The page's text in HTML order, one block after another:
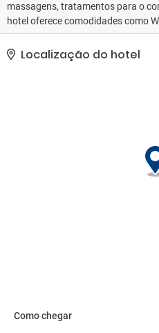
massagens, tratamentos para o
hotel oferece comodidades como
concierge e serviços de
traslado local (sobretaxa) para as
comodidades presentes incluem
Localização do hotel
Como chegar